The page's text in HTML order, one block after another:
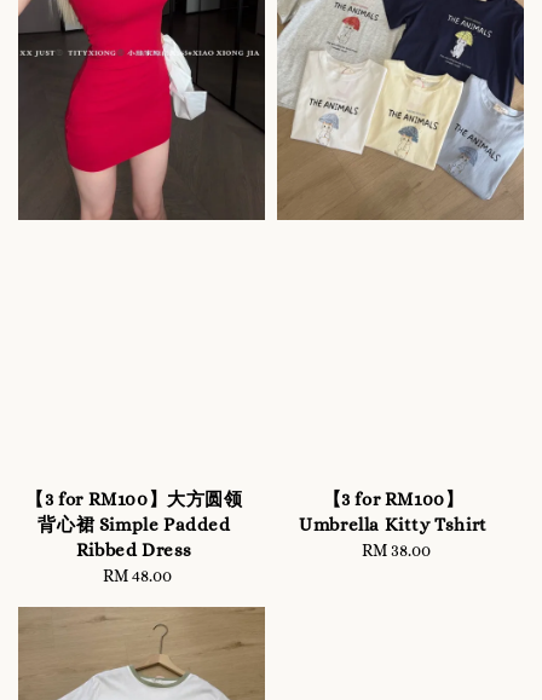
【3 for RM100】大方圆领
背心裙 Simple Padded
Ribbed Dress
Regular
RM 48.00
【3 for RM100】
Umbrella Kitty Tshirt
Regular
RM 38.00